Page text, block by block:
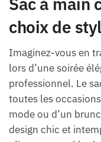
choix de
Imaginez-vous en
lors d’une soirée
professionnel. Le
toutes les
mode ou d’un
design chic et